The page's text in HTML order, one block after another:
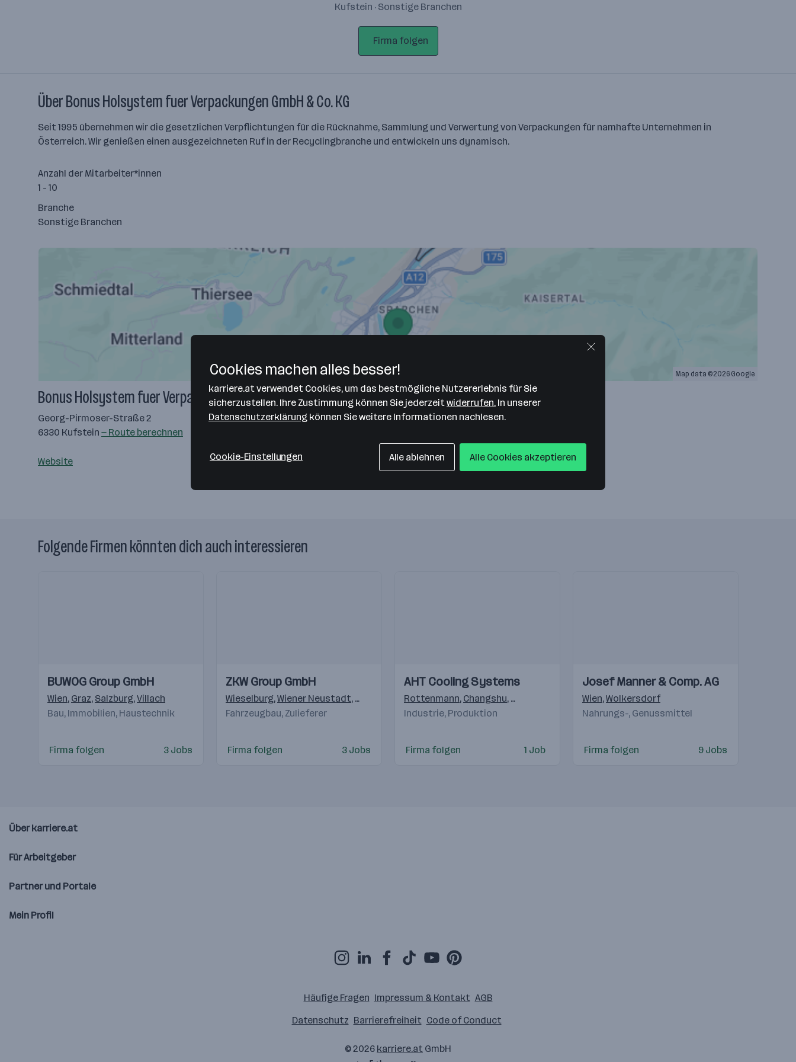
Kufstein · Sonstige Branchen
Firma folgen
Über Bonus Holsystem fuer Verpackungen GmbH & Co. KG
Seit 1995 übernehmen wir die gesetzlichen Verpflichtungen für die Rücknahme, Sammlung und Verwertung von Verpackungen für namhafte Unternehmen in
Österreich. Wir genießen einen ausgezeichneten Ruf in der Recyclingbranche und entwickeln uns dynamisch.
Anzahl der Mitarbeiter*innen
1 - 10
Branche
Sonstige Branchen
Map data ©2026 Google
Bonus Holsystem fuer Verpackungen GmbH & Co. KG
Georg-Pirmoser-Straße 2
6330 Kufstein — Route berechnen
Website
Folgende Firmen könnten dich auch interessieren
Videos
Einblicke
Einblicke
BUWOG Group GmbH
Wien, Graz, Salzburg,Villach
Bau, Immobilien, Haustechnik
Firma folgen 3 Jobs
Videos
Einblicke
Einblicke
ZKW Group GmbH
Wieselburg,Wiener Neustadt, Dalian Shi, Liaoning Sheng, China,Silao, México Vratimov,Olomouc, Czech Republic
Fahrzeugbau, Zulieferer
Firma folgen 3 Jobs
Videos
Einblicke
Einblicke
AHT Cooling Systems
Rottenmann, Changshu, Navegantes - SC Brasil,Ladson,Milton Keynes
Industrie, Produktion
Firma folgen 1 Job
Videos
Einblicke
Einblicke
Josef Manner & Comp. AG
Wien,Wolkersdorf
Nahrungs-, Genussmittel
Firma folgen 9 Jobs
Über karriere.at
Für Arbeitgeber
Partner und Portale
Mein Profil
Häufige Fragen Impressum & Kontakt AGB
Datenschutz Barrierefreiheit Code of Conduct
© 2026 karriere.at GmbH
Cookies machen alles besser!
karriere.at verwendet Cookies, um das bestmögliche Nutzererlebnis für Sie
sicherzustellen. Ihre Zustimmung können Sie jederzeit widerrufen. In unserer
Datenschutzerklärung können Sie weitere Informationen nachlesen.
Cookie-Einstellungen Alle ablehnen Alle Cookies akzeptieren